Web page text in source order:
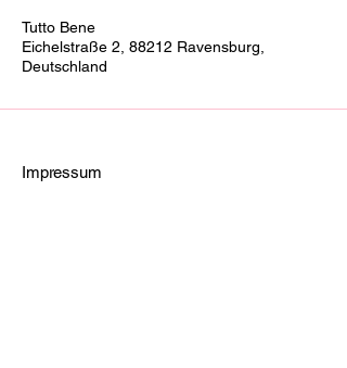
Tutto Bene
Eichelstraße 2, 88212 Ravensburg,
Deutschland
Impressum